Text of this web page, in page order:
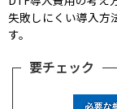
失敗しにくい導入方
す。
要チェック